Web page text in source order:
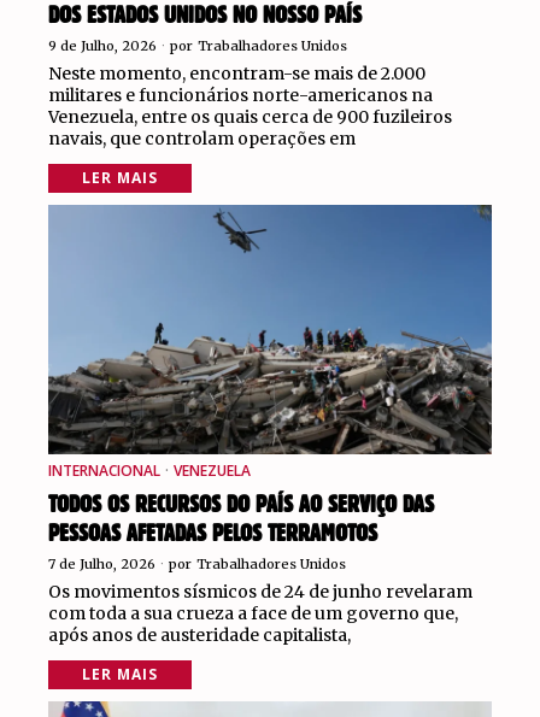
DOS ESTADOS UNIDOS NO NOSSO PAÍS
9 de Julho, 2026 por Trabalhadores Unidos
Neste momento, encontram-se mais de 2.000
militares e funcionários norte-americanos na
Venezuela, entre os quais cerca de 900 fuzileiros
navais, que controlam operações em
LER MAIS
INTERNACIONAL · VENEZUELA
TODOS OS RECURSOS DO PAÍS AO SERVIÇO DAS
PESSOAS AFETADAS PELOS TERRAMOTOS
7 de Julho, 2026 por Trabalhadores Unidos
Os movimentos sísmicos de 24 de junho revelaram
com toda a sua crueza a face de um governo que,
após anos de austeridade capitalista,
LER MAIS